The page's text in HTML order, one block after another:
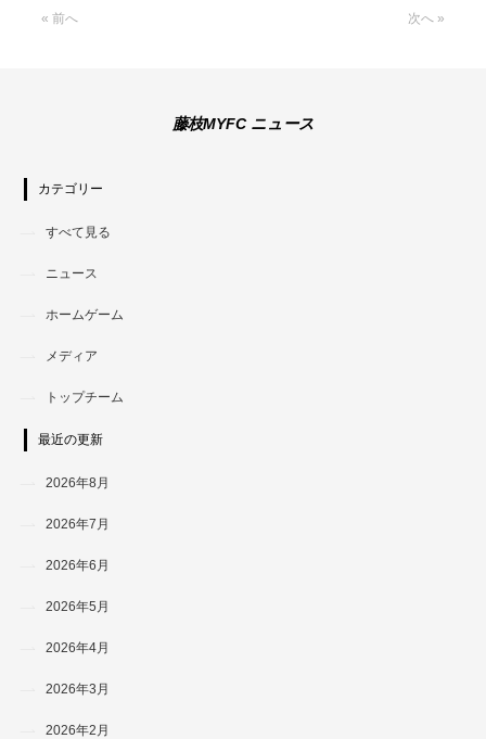
« 前へ 次へ »
藤枝MYFC ニュース
カテゴリー
すべて見る
ニュース
ホームゲーム
メディア
トップチーム
最近の更新
2026年8月
2026年7月
2026年6月
2026年5月
2026年4月
2026年3月
2026年2月